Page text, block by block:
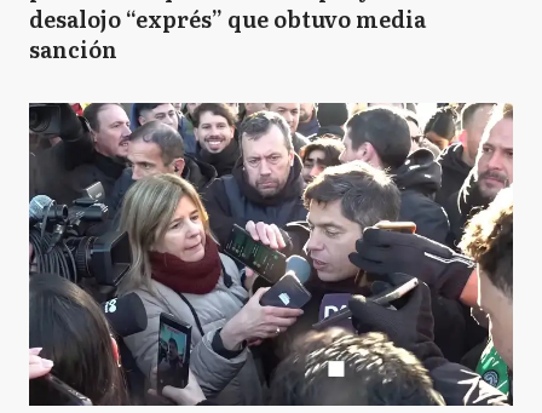
desalojo “exprés” que obtuvo media
sanción